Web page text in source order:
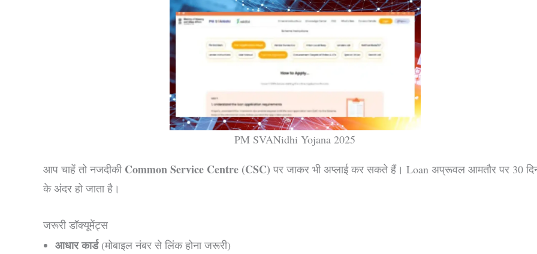
PM SVANidhi Yojana 2025
आप चाहें तो नजदीकी Common Service Centre (CSC) पर जाकर भी अप्लाई कर सकते हैं। Loan अप्रूवल आमतौर पर 30
के अंदर हो जाता है।
जरूरी डॉक्यूमेंट्स
आधार कार्ड(मोबाइल नंबर से लिंक होना जरूरी)